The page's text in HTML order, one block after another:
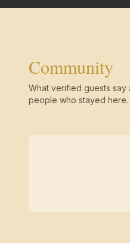
Community
What verified guests
people who stayed here.